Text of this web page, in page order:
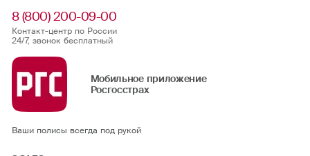
8 (800) 200-09-00
Контакт-центр по России
24/7, звонок бесплатный
Мобильное приложение
Росгосстрах
Ваши полисы всегда под рукой